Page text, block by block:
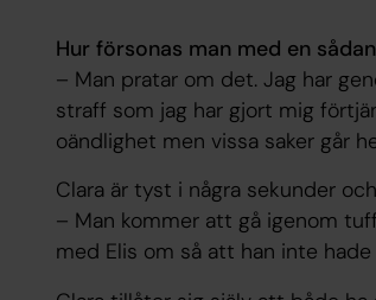
Hur försonas man med en
– Man pratar om det. Jag har
straff som jag har gjort mig
oändlighet men vissa saker går
Clara är tyst i några sekunder
– Man kommer att gå igenom
med Elis om så att han inte